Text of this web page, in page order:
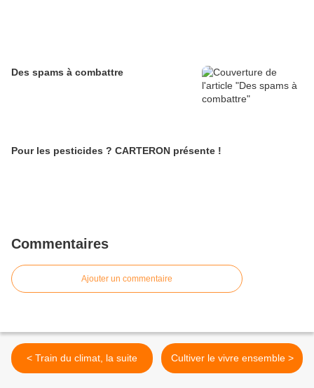
Des spams à combattre
Pour les pesticides ? CARTERON présente !
Commentaires
Ajouter un commentaire
< Train du climat, la suite Cultiver le vivre ensemble >